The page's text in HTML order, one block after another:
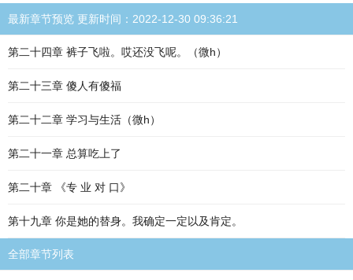
最新章节预览 更新时间：2022-12-30 09:36:21
第二十四章 裤子飞啦。哎还没飞呢。（微h）
第二十三章 傻人有傻福
第二十二章 学习与生活（微h）
第二十一章 总算吃上了
第二十章 《专 业 对 口》
第十九章 你是她的替身。我确定一定以及肯定。
全部章节列表